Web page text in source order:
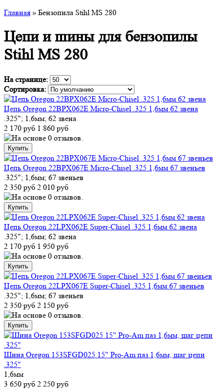
Главная » Бензопила Stihl MS 280
Цепи и шины для бензопилы
Stihl MS 280
На странице:
Сортировка:
Цепь Oregon 22BPX062E Micro-Chisel .325 1,6мм 62 звена
.325"; 1,6мм; 62 звена
2 170 руб 1 860 руб
Цепь Oregon 22BPX067E Micro-Chisel .325 1,6мм 67 звеньев
.325"; 1,6мм; 67 звеньев
2 350 руб 2 010 руб
Цепь Oregon 22LPX062E Super-Chisel .325 1,6мм 62 звена
.325"; 1,6мм; 62 звена
2 170 руб 1 950 руб
Цепь Oregon 22LPX067E Super-Chisel .325 1,6мм 67 звеньев
.325"; 1,6мм; 67 звеньев
2 350 руб 2 150 руб
Шина Oregon 153SFGD025 15" Pro-Am паз 1,6мм, шаг цепи
.325"
1,6мм
3 650 руб 2 250 руб